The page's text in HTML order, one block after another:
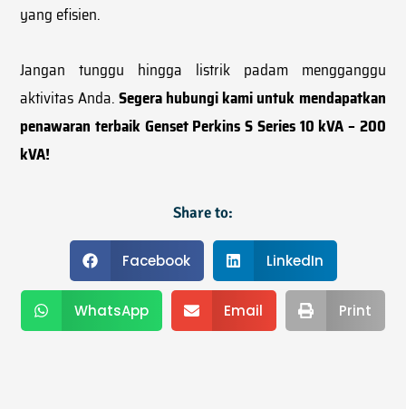
yang efisien.
Jangan tunggu hingga listrik padam mengganggu
aktivitas Anda.Segera hubungi kami untuk mendapatkan
penawaran terbaik Genset Perkins S Series 10 kVA – 200
kVA!
Share to:
Facebook LinkedIn
WhatsApp Email Print